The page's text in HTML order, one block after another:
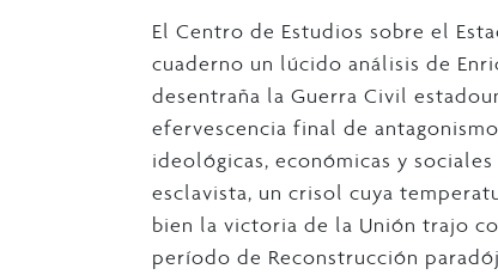
El Centro de Estudios sobre el
cuaderno un lúcido análisis de
desentraña la Guerra Civil
efervescencia final de
ideológicas, económicas y
esclavista, un crisol cuya
bien la victoria de la Unión trajo
período de Reconstrucción